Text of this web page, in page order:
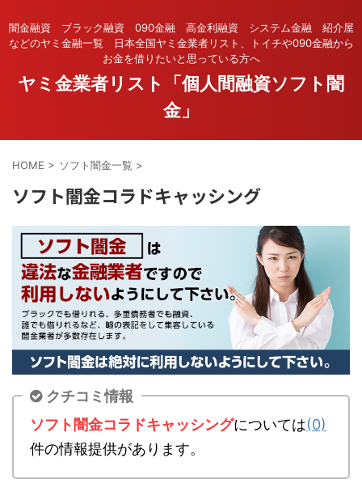
闇金融資 ブラック融資 090金融 高金利融資 システム金融 紹介屋
などのヤミ金融一覧 日本全国ヤミ金業者リスト、トイチや090金融から
お金を借りたいと思っている方へ
ヤミ金業者リスト「個人間融資ソフト闇
金」
HOME > ソフト闇金一覧 >
ソフト闇金コラドキャッシング
クチコミ情報
ソフト闇金コラドキャッシングについては(0)
件の情報提供があります。